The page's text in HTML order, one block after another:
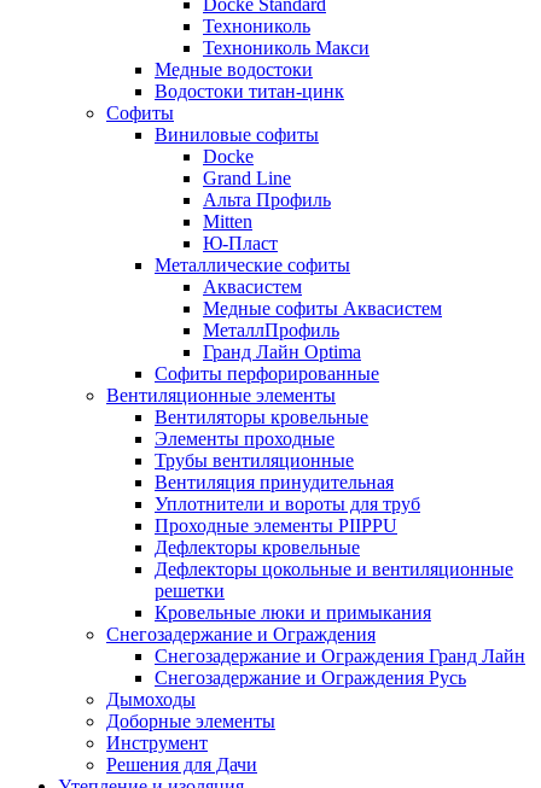
Docke Standard
Технониколь
Технониколь Макси
Медные водостоки
Водостоки титан-цинк
Софиты
Виниловые софиты
Docke
Grand Line
Альта Профиль
Mitten
Ю-Пласт
Металлические софиты
Аквасистем
Медные софиты Аквасистем
МеталлПрофиль
Гранд Лайн Optima
Софиты перфорированные
Вентиляционные элементы
Вентиляторы кровельные
Элементы проходные
Трубы вентиляционные
Вентиляция принудительная
Уплотнители и вороты для труб
Проходные элементы PIIPPU
Дефлекторы кровельные
Дефлекторы цокольные и вентиляционные
решетки
Кровельные люки и примыкания
Снегозадержание и Ограждения
Снегозадержание и Ограждения Гранд Лайн
Снегозадержание и Ограждения Русь
Дымоходы
Доборные элементы
Инструмент
Решения для Дачи